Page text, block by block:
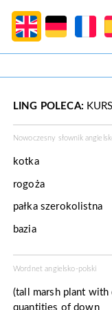
LING POLECA:
Nowoczesny słownik
kotka
rogoża
pałka szerokolistna
bazia
Wordnet angielsko-polski
(tall marsh plant with
quantities of down